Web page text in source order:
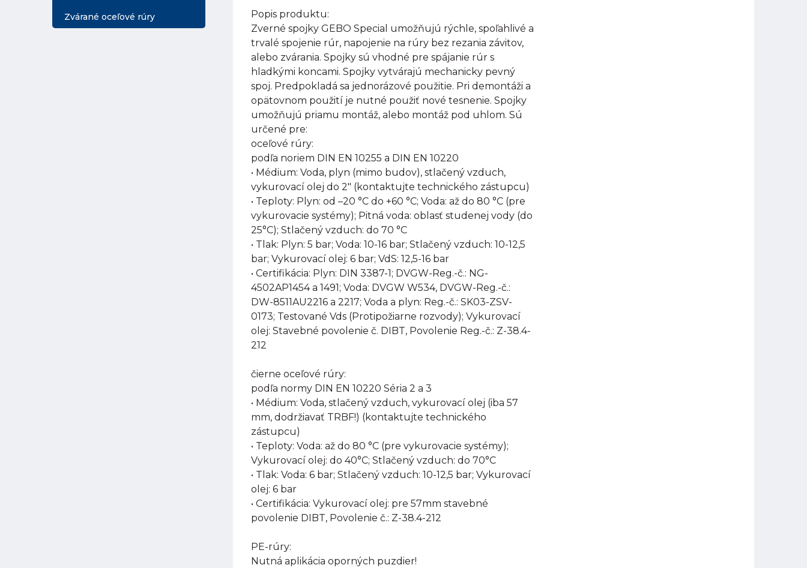
Zvárané oceľové rúry
Popis produktu:
Zverné spojky GEBO Special umožňujú rýchle, spoľahlivé a
trvalé spojenie rúr, napojenie na rúry bez rezania závitov,
alebo zvárania. Spojky sú vhodné pre spájanie rúr s
hladkými koncami. Spojky vytvárajú mechanicky pevný
spoj. Predpokladá sa jednorázové použitie. Pri demontáži a
opätovnom použití je nutné použiť nové tesnenie. Spojky
umožňujú priamu montáž, alebo montáž pod uhlom. Sú
určené pre:
oceľové rúry:
podľa noriem DIN EN 10255 a DIN EN 10220
• Médium: Voda, plyn (mimo budov), stlačený vzduch,
vykurovací olej do 2" (kontaktujte technického zástupcu)
• Teploty: Plyn: od –20 °C do +60 °C; Voda: až do 80 °C (pre
vykurovacie systémy); Pitná voda: oblasť studenej vody (do
25°C); Stlačený vzduch: do 70 °C
• Tlak: Plyn: 5 bar; Voda: 10-16 bar; Stlačený vzduch: 10-12,5
bar; Vykurovací olej: 6 bar; VdS: 12,5-16 bar
• Certifikácia: Plyn: DIN 3387-1; DVGW-Reg.-č.: NG-
4502AP1454 a 1491; Voda: DVGW W534, DVGW-Reg.-č.:
DW-8511AU2216 a 2217; Voda a plyn: Reg.-č.: SK03-ZSV-
0173; Testované Vds (Protipožiarne rozvody); Vykurovací
olej: Stavebné povolenie č. DIBT, Povolenie Reg.-č.: Z-38.4-
212
čierne oceľové rúry:
podľa normy DIN EN 10220 Séria 2 a 3
• Médium: Voda, stlačený vzduch, vykurovací olej (iba 57
mm, dodržiavať TRBF!) (kontaktujte technického
zástupcu)
• Teploty: Voda: až do 80 °C (pre vykurovacie systémy);
Vykurovací olej: do 40°C; Stlačený vzduch: do 70°C
• Tlak: Voda: 6 bar; Stlačený vzduch: 10-12,5 bar; Vykurovací
olej: 6 bar
• Certifikácia: Vykurovací olej: pre 57mm stavebné
povolenie DIBT, Povolenie č.: Z-38.4-212
PE-rúry:
Nutná aplikácia oporných puzdier!